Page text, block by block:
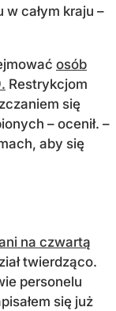
całym kraju –
osób
Restrykcjom
się
– ocenił. –
aby się
na czwartą
twierdząco.
personelu
się już